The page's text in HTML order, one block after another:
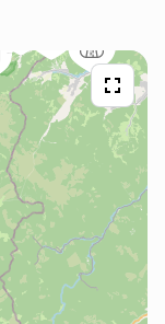
спільний на
Дуже